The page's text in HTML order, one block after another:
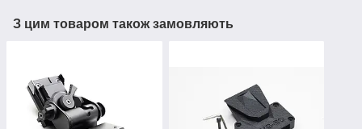
З цим товаром також замовляють